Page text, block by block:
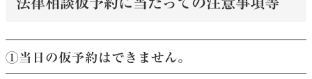
①当日の仮予約はできません。